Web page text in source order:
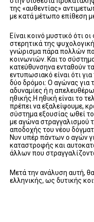
της «αυθεντίας»
με κατά μέτωπο επίθεση
Είναι κοινό μυστικό ότι
στερητικά της
γνώρισμα πάρα πολλών
κοινωνιών. Και το
κατεύθυνσηνα ενταθούν
εντυπωσιακό είναι ότι
δύο δρόμοι: Ο αγώνας για
αδυναμίες ή η
ηθικής.Η ηθική είναι το
πρέπει να εξαλείψουμε,
σύστημα εξουσίας ωθεί
με αγώνα στραγγαλισμού
αποδοχής του νέου
Νυν υπέρ πάντων ο αγών
καταστροφής και
άλλων που
Μετά την ανάλυση αυτή,
ελληνικής, ως δυτικής